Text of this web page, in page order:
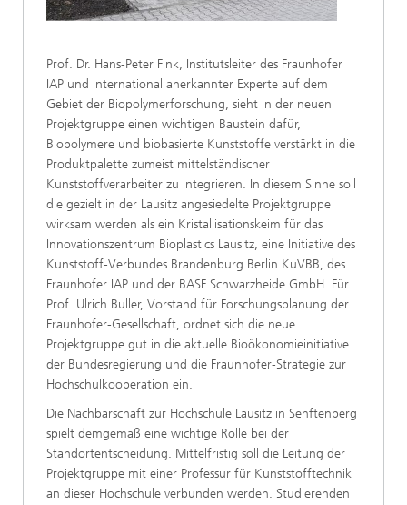
Prof. Dr. Hans-Peter Fink, Institutsleiter des Fraunhofer
IAP und international anerkannter Experte auf dem
Gebiet der Biopolymerforschung, sieht in der neuen
Projektgruppe einen wichtigen Baustein dafür,
Biopolymere und biobasierte Kunststoffe verstärkt in die
Produktpalette zumeist mittelständischer
Kunststoffverarbeiter zu integrieren. In diesem Sinne soll
die gezielt in der Lausitz angesiedelte Projektgruppe
wirksam werden als ein Kristallisationskeim für das
Innovationszentrum Bioplastics Lausitz, eine Initiative des
Kunststoff-Verbundes Brandenburg Berlin KuVBB, des
Fraunhofer IAP und der BASF Schwarzheide GmbH. Für
Prof. Ulrich Buller, Vorstand für Forschungsplanung der
Fraunhofer-Gesellschaft, ordnet sich die neue
Projektgruppe gut in die aktuelle Bioökonomieinitiative
der Bundesregierung und die Fraunhofer-Strategie zur
Hochschulkooperation ein.
Die Nachbarschaft zur Hochschule Lausitz in Senftenberg
spielt demgemäß eine wichtige Rolle bei der
Standortentscheidung. Mittelfristig soll die Leitung der
Projektgruppe mit einer Professur für Kunststofftechnik
an dieser Hochschule verbunden werden. Studierenden